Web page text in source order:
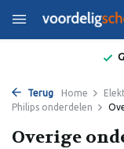
Terug Home
Philips onderdelen
Overige